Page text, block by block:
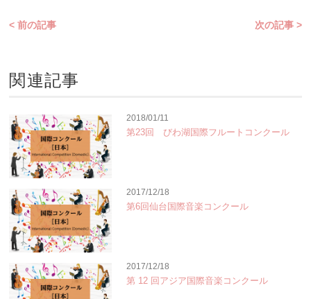
< 前の記事 次の記事 >
関連記事
2018/01/11
第23回 びわ湖国際フルートコンクール
2017/12/18
第6回仙台国際音楽コンクール
2017/12/18
第 12 回アジア国際音楽コンクール